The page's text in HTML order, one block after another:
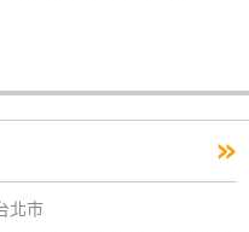
»
北市